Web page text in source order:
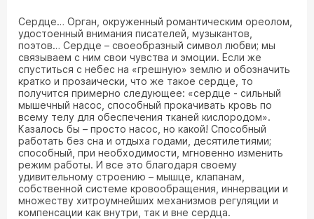
Сердце… Орган, окруженный романтическим ореолом,
удостоенный внимания писателей, музыкантов,
поэтов… Сердце – своеобразный символ любви; мы
связываем с ним свои чувства и эмоции. Если же
спуститься с небес на «грешную» землю и обозначить
кратко и прозаически, что же такое сердце, то
получится примерно следующее: «сердце - сильный
мышечный насос, способный прокачивать кровь по
всему телу для обеспечения тканей кислородом».
Казалось бы – просто насос, но какой! Способный
работать без сна и отдыха годами, десятилетиями;
способный, при необходимости, мгновенно изменить
режим работы. И все это благодаря своему
удивительному строению – мышце, клапанам,
собственной системе кровообращения, иннервации и
множеству хитроумнейших механизмов регуляции и
компенсации как внутри, так и вне сердца.